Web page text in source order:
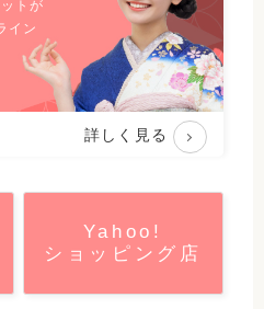
トが
イン
詳しく見る
Yahoo!
ショッピング店